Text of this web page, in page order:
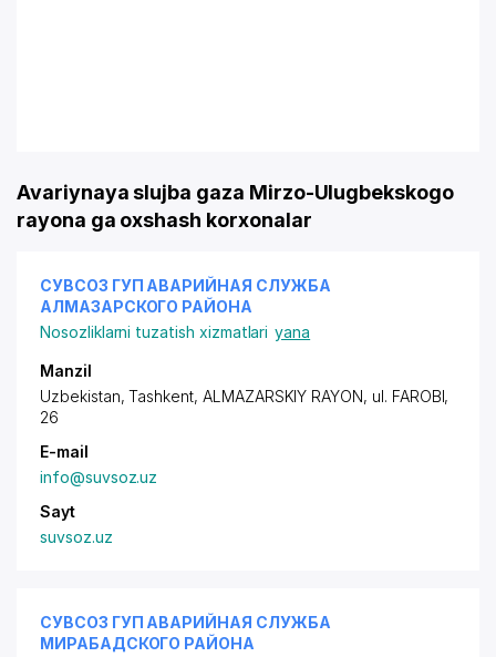
Avariynaya slujba gaza Mirzo-Ulugbekskogo
rayona ga oxshash korxonalar
СУВСОЗ ГУП АВАРИЙНАЯ СЛУЖБА
АЛМАЗАРСКОГО РАЙОНА
Nosozliklarni tuzatish xizmatlari yana
Manzil
Uzbekistan, Tashkent, ALMAZARSKIY RAYON, ul. FAROBI,
26
E-mail
info@suvsoz.uz
Sayt
suvsoz.uz
СУВСОЗ ГУП АВАРИЙНАЯ СЛУЖБА
МИРАБАДСКОГО РАЙОНА